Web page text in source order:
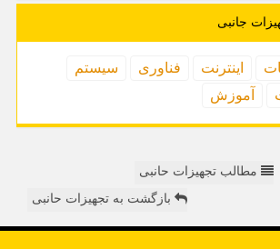
جانبی
اینترنت فناوری
سیستم
آموزش
مطالب تجهیزات حانبی
بازگشت به تجهیزات حانبی